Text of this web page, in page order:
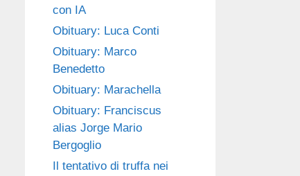
con IA
Obituary: Luca Conti
Obituary: Marco
Benedetto
Obituary: Marachella
Obituary: Franciscus
alias Jorge Mario
Bergoglio
Il tentativo di truffa nei